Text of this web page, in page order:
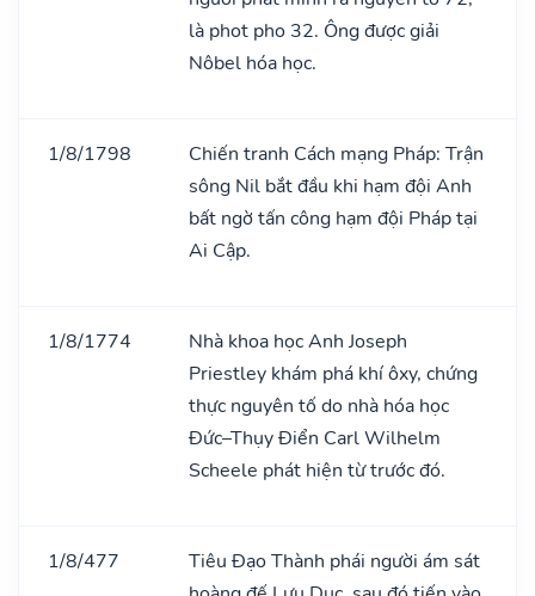
là phot pho 32. Ông được giải
Nôbel hóa học.
1/8/1798
Chiến tranh Cách mạng Pháp: Trận
sông Nil bắt đầu khi hạm đội Anh
bất ngờ tấn công hạm đội Pháp tại
Ai Cập.
1/8/1774
Nhà khoa học Anh Joseph
Priestley khám phá khí ôxy, chứng
thực nguyên tố do nhà hóa học
Đức–Thụy Điển Carl Wilhelm
Scheele phát hiện từ trước đó.
1/8/477
Tiêu Đạo Thành phái người ám sát